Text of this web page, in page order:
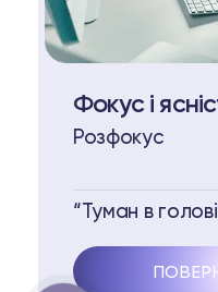
Фокус і
Розфокус
“Туман в